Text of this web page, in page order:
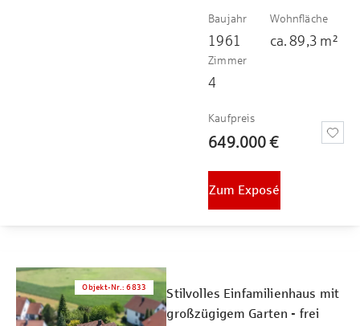
Baujahr
1961
Wohnfläche
ca. 89,3 m²
Zimmer
4
Kaufpreis
649.000 €
Zum Exposé
Objekt-Nr. :6833
Stilvolles Einfamilienhaus mit
großzügigem Garten - frei